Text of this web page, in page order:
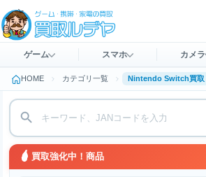
ゲーム スマホ カメラ
HOME カテゴリ一覧 Nintendo Switch買取
買取強化中！商品